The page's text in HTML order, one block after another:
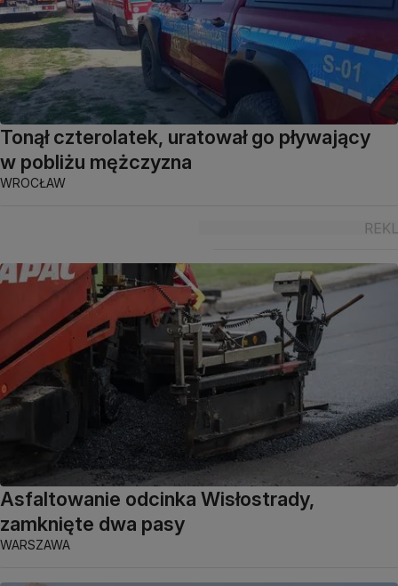
Tonął czterolatek, uratował go pływający
w pobliżu mężczyzna
WROCŁAW
Asfaltowanie odcinka Wisłostrady,
zamknięte dwa pasy
WARSZAWA